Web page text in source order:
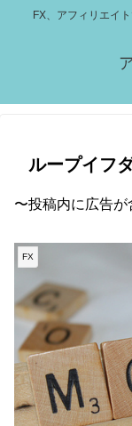
FX、アフィリエイ
ループイフ
〜投稿内に広告
FX